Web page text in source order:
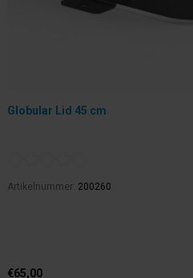
Globular Lid 45 cm
Artikelnummer: 200260
€65,00